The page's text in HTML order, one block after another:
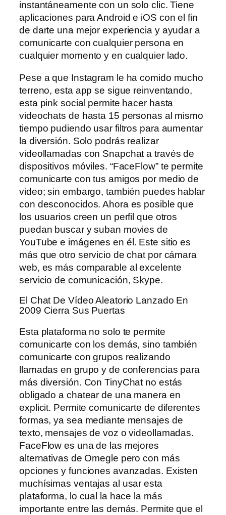
instantáneamente con un solo clic. Tiene
aplicaciones para Android e iOS con el fin
de darte una mejor experiencia y ayudar a
comunicarte con cualquier persona en
cualquier momento y en cualquier lado.
Pese a que Instagram le ha comido mucho
terreno, esta app se sigue reinventando,
esta pink social permite hacer hasta
videochats de hasta 15 personas al mismo
tiempo pudiendo usar filtros para aumentar
la diversión. Solo podrás realizar
videollamadas con Snapchat a través de
dispositivos móviles. “FaceFlow” te permite
comunicarte con tus amigos por medio de
video; sin embargo, también puedes hablar
con desconocidos. Ahora es posible que
los usuarios creen un perfil que otros
puedan buscar y suban movies de
YouTube e imágenes en él. Este sitio es
más que otro servicio de chat por cámara
web, es más comparable al excelente
servicio de comunicación, Skype.
El Chat De Vídeo Aleatorio Lanzado En
2009 Cierra Sus Puertas
Esta plataforma no solo te permite
comunicarte con los demás, sino también
comunicarte con grupos realizando
llamadas en grupo y de conferencias para
más diversión. Con TinyChat no estás
obligado a chatear de una manera en
explicit. Permite comunicarte de diferentes
formas, ya sea mediante mensajes de
texto, mensajes de voz o videollamadas.
FaceFlow es una de las mejores
alternativas de Omegle pero con más
opciones y funciones avanzadas. Existen
muchísimas ventajas al usar esta
plataforma, lo cual la hace la más
importante entre las demás. Permite que el